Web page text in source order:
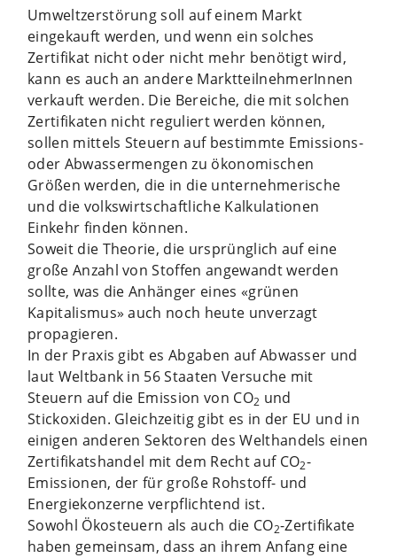
Umweltzerstörung soll auf einem Markt
eingekauft werden, und wenn ein solches
Zertifikat nicht oder nicht mehr benötigt wird,
kann es auch an andere MarktteilnehmerInnen
verkauft werden. Die Bereiche, die mit solchen
Zertifikaten nicht reguliert werden können,
sollen mittels Steuern auf bestimmte Emissions-
oder Abwassermengen zu ökonomischen
Größen werden, die in die unternehmerische
und die volkswirtschaftliche Kalkulationen
Einkehr finden können.
Soweit die Theorie, die ursprünglich auf eine
große Anzahl von Stoffen angewandt werden
sollte, was die Anhänger eines «grünen
Kapitalismus» auch noch heute unverzagt
propagieren.
In der Praxis gibt es Abgaben auf Abwasser und
laut Weltbank in 56 Staaten Versuche mit
Steuern auf die Emission von CO2 und
Stickoxiden. Gleichzeitig gibt es in der EU und in
einigen anderen Sektoren des Welthandels einen
Zertifikatshandel mit dem Recht auf CO2-
Emissionen, der für große Rohstoff- und
Energiekonzerne verpflichtend ist.
Sowohl Ökosteuern als auch die CO2-Zertifikate
haben gemeinsam, dass an ihrem Anfang eine